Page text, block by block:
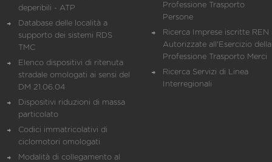
deperibili - ATP
Database delle località a
supporto dei sistemi RDS
TMC
Elenco dispositivi di ritenuta
stradale omologati ai sensi del
DM 21.06.04
Dispositivi riduzioni di massa
particolato
Codici immatricolativi di
ciclomotori omologati
Modalità di collegamento al
Professione Trasporto
Persone
Ricerca Imprese iscritte REN
Autorizzate all'Esercizio della
Professione Trasporto Merci
Ricerca Servizi di Linea
Interregionali